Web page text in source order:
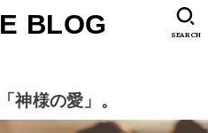
BLOG SEARCH
神様の愛」。